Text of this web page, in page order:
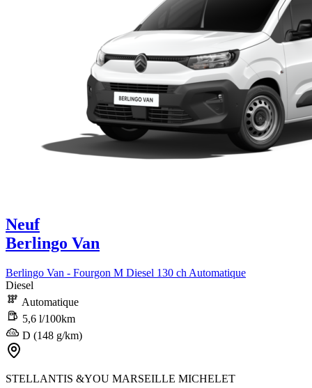
Neuf
Berlingo Van
Berlingo Van - Fourgon M Diesel 130 ch Automatique
Diesel
Automatique
5,6 l/100km
D (148 g/km)
STELLANTIS &YOU MARSEILLE MICHELET